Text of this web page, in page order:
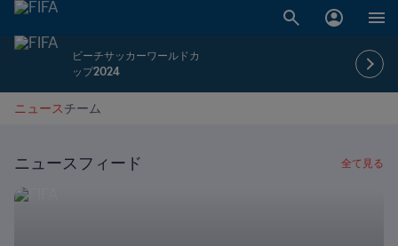
ビーチサッカーワールドカ
ップ2024
ニュースチーム
ニュースフィード 全て見る